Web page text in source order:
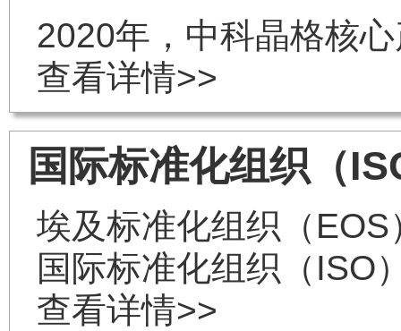
2020年，中科晶格核
查看详情>>
国际标准化组织（
埃及标准化组织（
国际标准化组织（ISO
查看详情>>